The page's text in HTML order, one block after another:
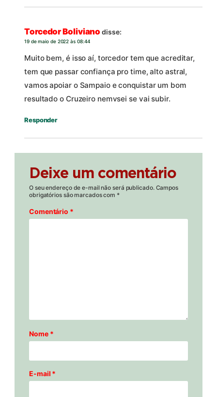
Torcedor Boliviano disse:
19 de maio de 2022 às 08:44
Muito bem, é isso aí, torcedor tem que acreditar,
tem que passar confiança pro time, alto astral,
vamos apoiar o Sampaio e conquistar um bom
resultado o Cruzeiro nemvsei se vai subir.
Responder
Deixe um comentário
O seu endereço de e-mail não será publicado. Campos
obrigatórios são marcados com *
Comentário *
Nome *
E-mail *